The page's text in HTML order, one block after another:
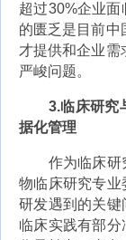
超过30%企业
的匮乏是目前中
才提供和企业需
严峻问题。
3.临床研究
据化管理
作为临床研究
物临床研究专业
研发遇到的关键
临床实践有部